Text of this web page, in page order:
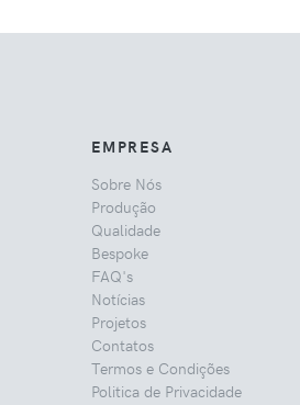
EMPRESA
Sobre Nós
Produção
Qualidade
Bespoke
FAQ's
Notícias
Projetos
Contatos
Termos e Condições
Politica de Privacidade